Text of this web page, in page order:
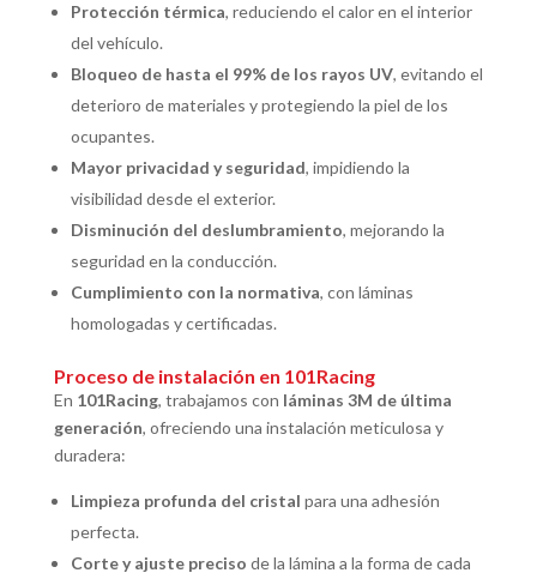
Protección térmica, reduciendo el calor en el interior
del vehículo.
Bloqueo de hasta el 99% de los rayos UV, evitando el
deterioro de materiales y protegiendo la piel de los
ocupantes.
Mayor privacidad y seguridad, impidiendo la
visibilidad desde el exterior.
Disminución del deslumbramiento, mejorando la
seguridad en la conducción.
Cumplimiento con la normativa, con láminas
homologadas y certificadas.
Proceso de instalación en 101Racing
En 101Racing, trabajamos con láminas 3M de última
generación, ofreciendo una instalación meticulosa y
duradera:
Limpieza profunda del cristal para una adhesión
perfecta.
Corte y ajuste preciso de la lámina a la forma de cada